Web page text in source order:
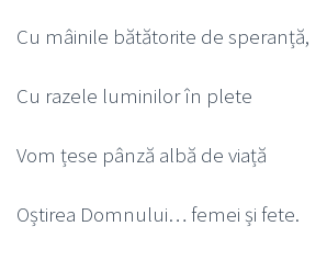
Cu mâinile bătătorite de speranță,
Cu razele luminilor în plete
Vom țese pânză albă de viață
Oștirea Domnului… femei și fete.